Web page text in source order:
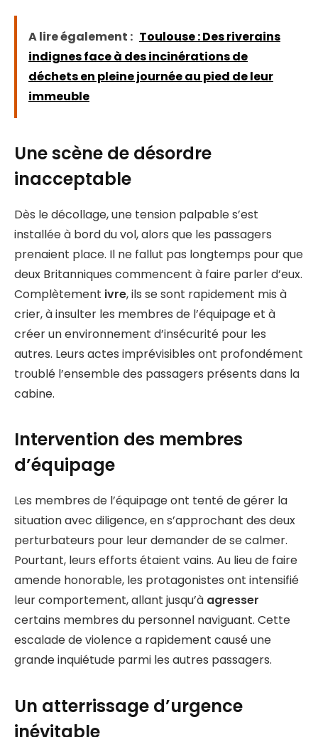
A lire également : Toulouse : Des riverains
indignes face à des incinérations de
déchets en pleine journée au pied de leur
immeuble
Une scène de désordre
inacceptable
Dès le décollage, une tension palpable s’est
installée à bord du vol, alors que les passagers
prenaient place. Il ne fallut pas longtemps pour que
deux Britanniques commencent à faire parler d’eux.
Complètement ivre, ils se sont rapidement mis à
crier, à insulter les membres de l’équipage et à
créer un environnement d’insécurité pour les
autres. Leurs actes imprévisibles ont profondément
troublé l’ensemble des passagers présents dans la
cabine.
Intervention des membres
d’équipage
Les membres de l’équipage ont tenté de gérer la
situation avec diligence, en s’approchant des deux
perturbateurs pour leur demander de se calmer.
Pourtant, leurs efforts étaient vains. Au lieu de faire
amende honorable, les protagonistes ont intensifié
leur comportement, allant jusqu’à agresser
certains membres du personnel naviguant. Cette
escalade de violence a rapidement causé une
grande inquiétude parmi les autres passagers.
Un atterrissage d’urgence
inévitable